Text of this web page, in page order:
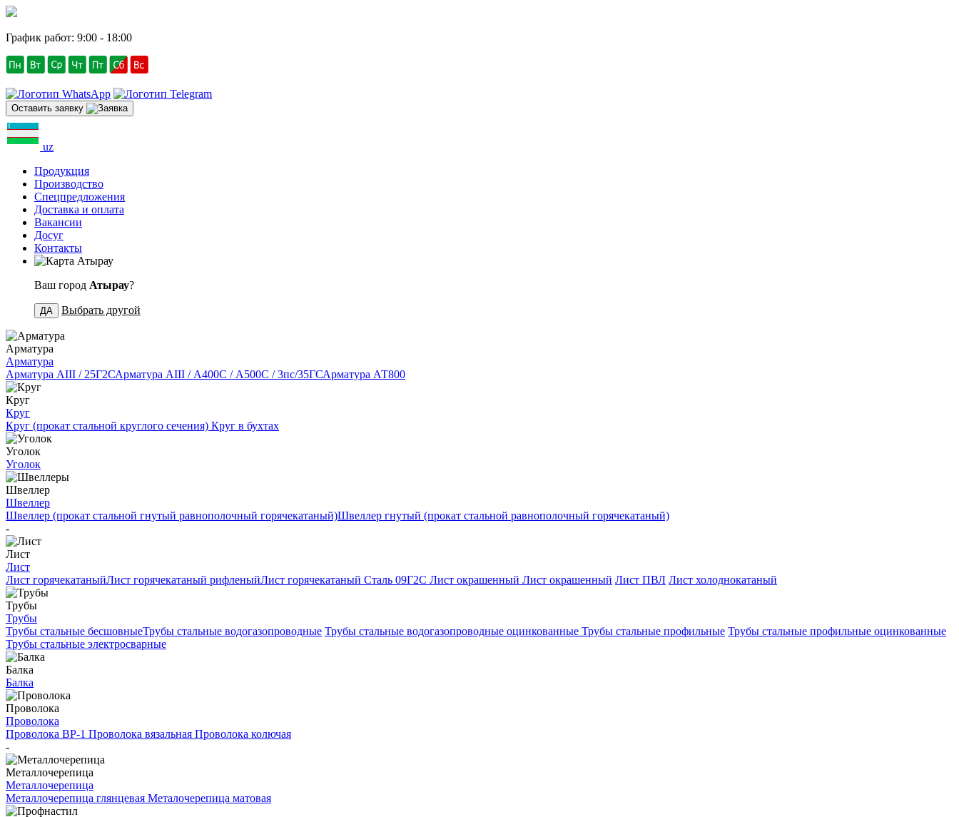
График работ: 9:00 - 18:00
Оставить заявку
uz
Продукция
Производство
Спецпредложения
Доставка и оплата
Вакансии
Досуг
Контакты
Атырау
Ваш город Атырау?
ДА Выбрать другой
Арматура
Арматура
Арматура АIII / 25Г2САрматура АIII / А400С / А500С / 3пс/35ГСАрматура АТ800
Круг
Круг
Круг (прокат стальной круглого сечения) Круг в бухтах
Уголок
Уголок
Швеллер
Швеллер
Швеллер (прокат стальной гнутый равнополочный горячекатаный)Швеллер гнутый (прокат стальной равнополочный горячекатаный)
-
Лист
Лист
Лист горячекатаныйЛист горячекатаный рифленыйЛист горячекатаный Сталь 09Г2С Лист окрашенный Лист окрашенный Лист ПВЛ Лист холоднокатаный
Трубы
Трубы
Трубы стальные бесшовныеТрубы стальные водогазопроводные Трубы стальные водогазопроводные оцинкованные Трубы стальные профильные Трубы стальные профильные оцинкованные
Трубы стальные электросварные
Балка
Балка
Проволока
Проволока
Проволока ВР-1 Проволока вязальная Проволока колючая
-
Металлочерепица
Металлочерепица
Металлочерепица глянцевая Металочерепица матовая